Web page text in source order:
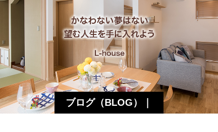
ブログ（BLOG）｜